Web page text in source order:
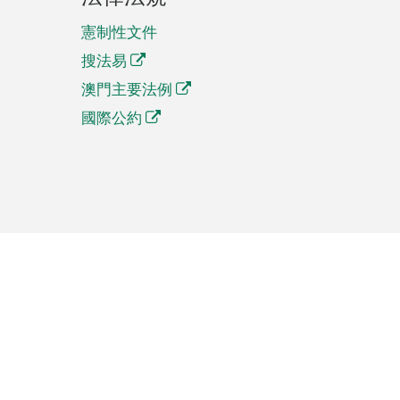
憲制性文件
搜法易
澳門主要法例
國際公約